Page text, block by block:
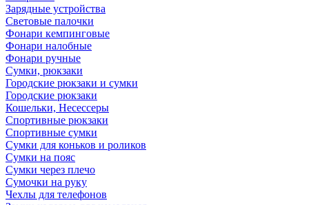
Зарядные устройства
Световые палочки
Фонари кемпинговые
Фонари налобные
Фонари ручные
Сумки, рюкзаки
Городские рюкзаки и сумки
Городские рюкзаки
Кошельки, Несессеры
Спортивные рюкзаки
Спортивные сумки
Сумки для коньков и роликов
Сумки на пояс
Сумки через плечо
Сумочки на руку
Чехлы для телефонов